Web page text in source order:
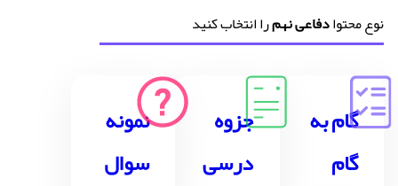
نوع محتوادفاعی نهمرا انتخاب کنید
گام به
گام
جزوه
درسی
نمونه
سوال